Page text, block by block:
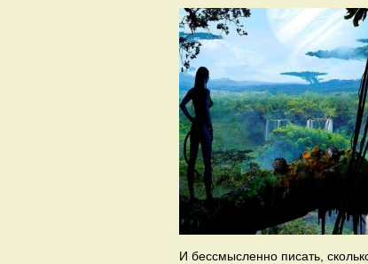
И бессмысленно писать,